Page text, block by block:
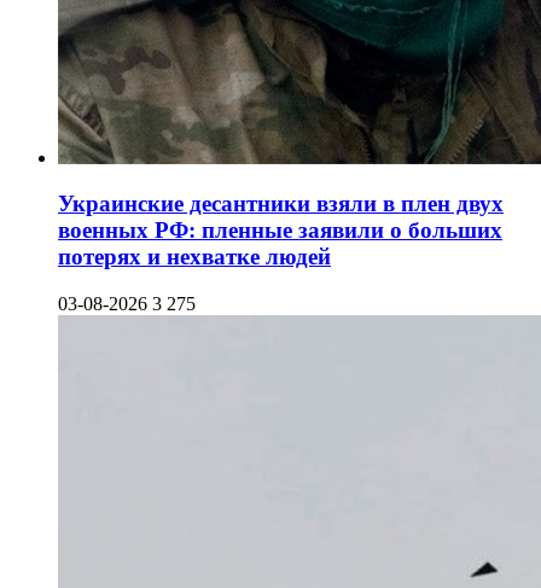
Украинские десантники взяли в плен двух
военных РФ: пленные заявили о больших
потерях и нехватке людей
03-08-2026 3 275